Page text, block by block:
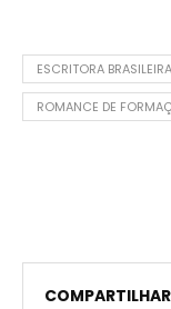
ESCRITORA BRASILEIRA
ROMANCE DE
COMPARTILHAR